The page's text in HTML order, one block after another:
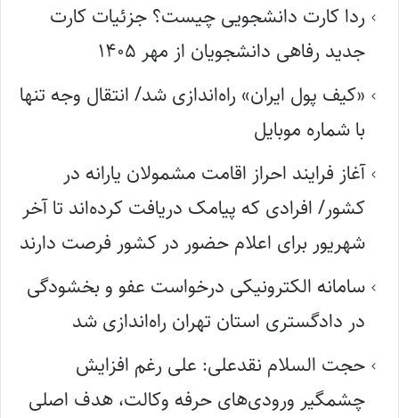
ردا کارت دانشجویی چیست؟ جزئیات کارت
جدید رفاهی دانشجویان از مهر ۱۴۰۵
«کیف پول ایران» راه‌اندازی شد/ انتقال وجه تنها
با شماره موبایل
آغاز فرایند احراز اقامت مشمولان یارانه در
کشور/ افرادی که پیامک دریافت کرده‌اند تا آخر
شهریور برای اعلام حضور در کشور فرصت دارند
سامانه الکترونیکی درخواست عفو و بخشودگی
در دادگستری استان تهران راه‌اندازی شد
حجت السلام نقدعلی: علی رغم افزایش
چشمگیر ورودی‌های حرفه وکالت، هدف اصلی